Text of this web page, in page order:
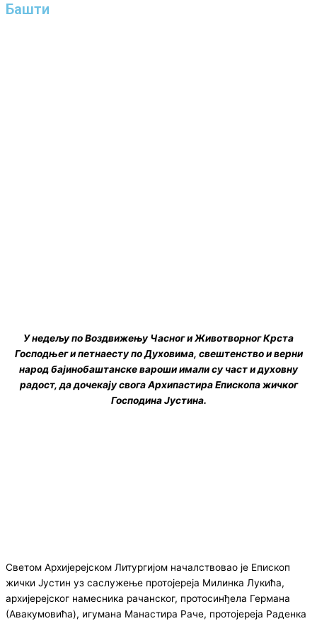
Башти
У недељу по Воздвижењу Часног и Животворног Крста
Господњег и петнаесту по Духовима, свештенство и верни
народ бајинобаштанске вароши имали су част и духовну
радост, да дочекају свога Архипастира Епископа жичког
Господина Јустина.
Светом Архијерејском Литургијом началствовао је Епископ
жички Јустин уз саслужење протојереја Милинка Лукића,
архијерејског намесника рачанског, протосинђела Германа
(Авакумовића), игумана Манастира Раче, протојереја Раденка